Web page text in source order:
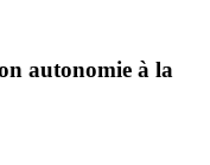
autonomie à la